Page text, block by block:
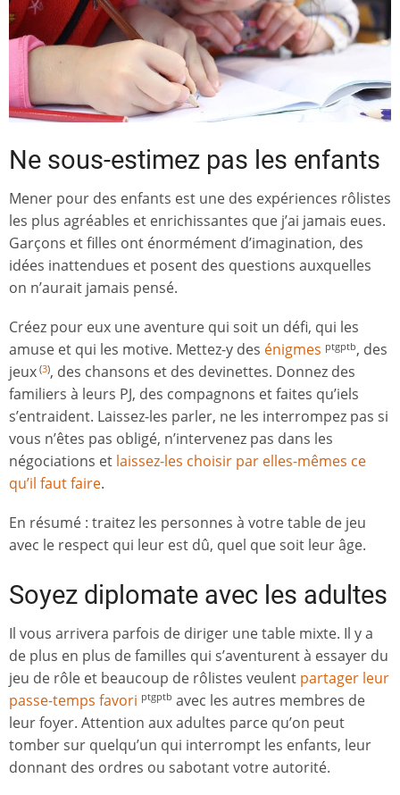
Ne sous-estimez pas les enfants
Mener pour des enfants est une des expériences rôlistes
les plus agréables et enrichissantes que j’ai jamais eues.
Garçons et filles ont énormément d’imagination, des
idées inattendues et posent des questions auxquelles
on n’aurait jamais pensé.
Créez pour eux une aventure qui soit un défi, qui les
amuse et qui les motive. Mettez-y des énigmes ptgptb, des
jeux (3), des chansons et des devinettes. Donnez des
familiers à leurs PJ, des compagnons et faites qu’iels
s’entraident. Laissez-les parler, ne les interrompez pas si
vous n’êtes pas obligé, n’intervenez pas dans les
négociations et laissez-les choisir par elles-mêmes ce
qu’il faut faire.
En résumé : traitez les personnes à votre table de jeu
avec le respect qui leur est dû, quel que soit leur âge.
Soyez diplomate avec les adultes
Il vous arrivera parfois de diriger une table mixte. Il y a
de plus en plus de familles qui s’aventurent à essayer du
jeu de rôle et beaucoup de rôlistes veulent partager leur
passe-temps favori ptgptb avec les autres membres de
leur foyer. Attention aux adultes parce qu’on peut
tomber sur quelqu’un qui interrompt les enfants, leur
donnant des ordres ou sabotant votre autorité.